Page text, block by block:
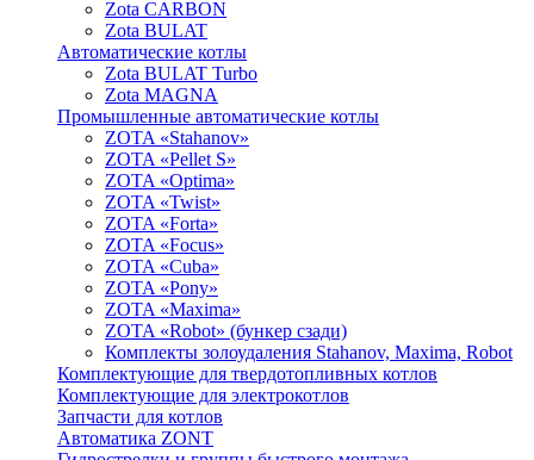
Zota CARBON
Zota BULAT
Автоматические котлы
Zota BULAT Turbo
Zota MAGNA
Промышленные автоматические котлы
ZOTA «Stahanov»
ZOTA «Pellet S»
ZOTA «Optima»
ZOTA «Twist»
ZOTA «Forta»
ZOTA «Focus»
ZOTA «Cuba»
ZOTA «Pony»
ZOTA «Maxima»
ZOTA «Robot» (бункер сзади)
Комплекты золоудаления Stahanov, Maxima, Robot
Комплектующие для твердотопливных котлов
Комплектующие для электрокотлов
Запчасти для котлов
Автоматика ZONT